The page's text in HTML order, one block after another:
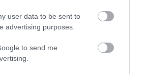
user data to be sent to
advertising purposes.
to send me
ASSZONYT A HATVANI KÓR...
augusztus 06|Riasztó